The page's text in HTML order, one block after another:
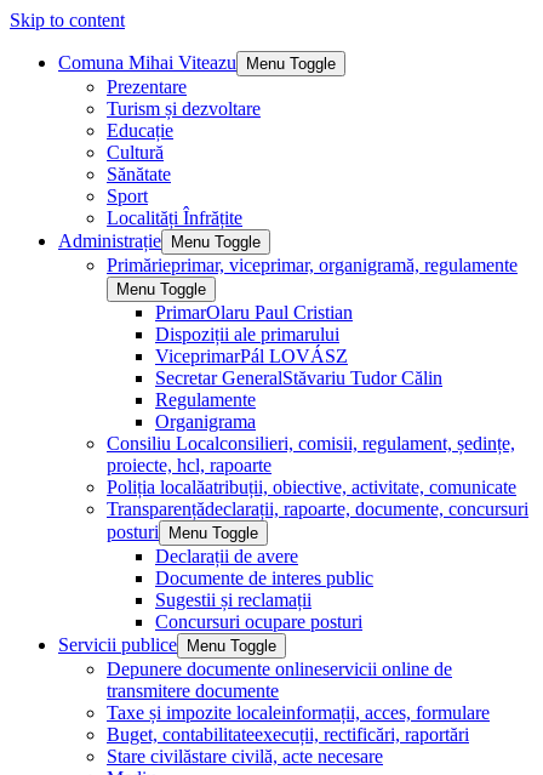
Skip to content
Comuna Mihai Viteazu Menu Toggle
Prezentare
Turism și dezvoltare
Educație
Cultură
Sănătate
Sport
Localități Înfrățite
Administrație
Menu Toggle
Primărieprimar, viceprimar, organigramă, regulamente
Menu Toggle
PrimarOlaru Paul Cristian
Dispoziții ale primarului
ViceprimarPál LOVÁSZ
Secretar GeneralStăvariu Tudor Călin
Regulamente
Organigrama
Consiliu Localconsilieri, comisii, regulament, ședințe,
proiecte, hcl, rapoarte
Poliția localăatribuții, obiective, activitate, comunicate
Transparențădeclarații, rapoarte, documente, concursuri
posturi
Menu Toggle
Declarații de avere
Documente de interes public
Sugestii și reclamații
Concursuri ocupare posturi
Servicii publice
Menu Toggle
Depunere documente onlineservicii online de
transmitere documente
Taxe și impozite localeinformații, acces, formulare
Buget, contabilitateexecuții, rectificări, raportări
Stare civilăstare civilă, acte necesare